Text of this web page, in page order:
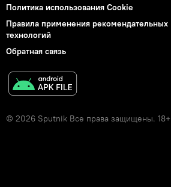
Политика использования Cookie
Правила применения рекомендательных
технологий
Обратная связь
© 2026 Sputnik Все права защищены. 18+